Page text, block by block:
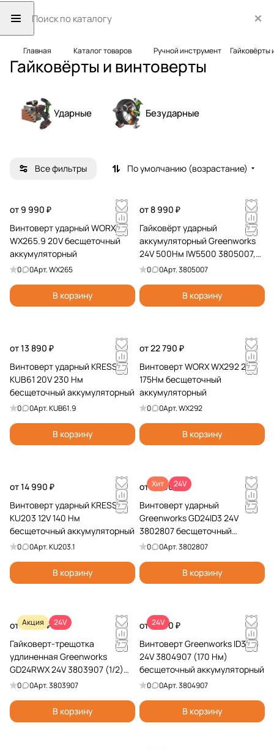
Главная Каталог товаров Ручной инструмент Гайковёрты
Гайковёрты и винтоверты
Ударные Безударные
Все фильтры По умолчанию (возрастание)
от 9 990 ₽
Винтоверт ударный WORX
WX265.9 20V бесщеточный
аккумуляторный
0 0Арт.WX265
В корзину
от 8 990 ₽
Гайковёрт ударный
аккумуляторный Greenworks
24V 500Нм IW5500 3805007,
бесщёточный
0 0Арт.3805007
В корзину
от 13 890 ₽
Винтоверт ударный KRESS
KUB61 20V 230 Нм
бесщеточный аккумуляторный
0 0Арт.KUB61.9
В корзину
от 22 790 ₽
Винтоверт WORX WX292 20V
175Нм бесщеточный
аккумуляторный
0 0Арт.WX292
В корзину
от 14 990 ₽
Винтоверт ударный KRESS
KU203 12V 140 Нм
бесщеточный аккумуляторный
0 0Арт.KU203.1
В корзину
Хит 24V
от 8 990 ₽
Винтоверт ударный
Greenworks GD24ID3 24V
3802807 бесщеточный
аккумуляторный
0 0Арт.3802807
В корзину
Акция 24V
от 9 990 ₽
Гайковерт-трещотка
удлиненная Greenworks
GD24RWX 24V 3803907 (1/2)
бесщеточная аккумуляторная
0 0Арт.3803907
В корзину
24V
от 5 990 ₽
Винтоверт Greenworks ID3170
24V 3804907 (170 Нм)
бесщеточный аккумуляторный
0 0Арт.3804907
В корзину